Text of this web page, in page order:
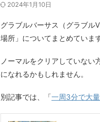
2024年1月10日
グラブルバーサス（グラブル
場所」についてまとめています
ノーマルをクリアしていな
になれるかもしれません。
別記事では、「一周3分で大